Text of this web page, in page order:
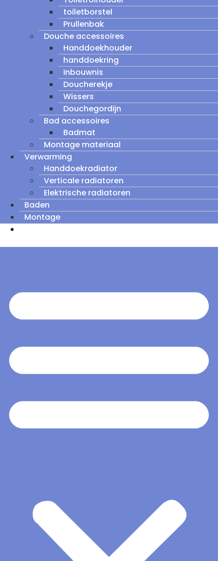
toiletborstel
Prullenbak
Douche accessoires
Handdoekhouder
handdoekring
Inbouwnis
Doucherekje
Wissers
Douchegordijn
Bad accessoires
Badmat
Montage materiaal
Verwarming
Handdoekradiator
Verticale radiatoren
Elektrische radiatoren
Baden
Montage